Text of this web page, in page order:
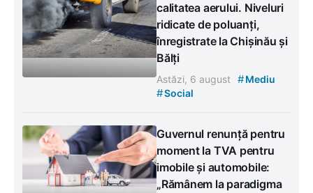
calitatea aerului. Niveluri
ridicate de poluanți,
înregistrate la Chișinău și
Bălți
Astăzi, 6 august #Mediu
#Social
Guvernul renunță pentru
moment la TVA pentru
imobile și automobile:
„Rămânem la paradigma